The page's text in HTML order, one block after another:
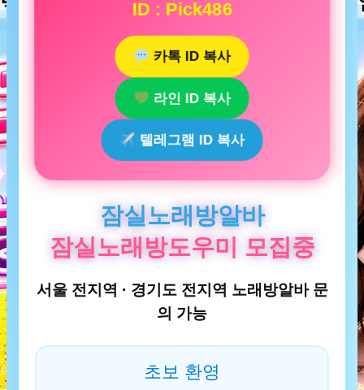
ID : Pick486
카톡 ID 복사
라인 ID 복사
텔레그램 ID 복사
잠실노래방알바
잠실노래방도우미 모집중
서울 전지역 · 경기도 전지역 노래방알바 문
의 가능
초보 환영